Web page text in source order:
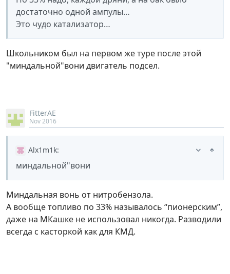
достаточно одной ампулы…
Это чудо катализатор…
Школьником был на первом же туре после этой
"миндальной"вони двигатель подсел.
FitterAE
Nov 2016
Alx1m1k:
миндальной"вони
Миндальная вонь от нитробензола.
А вообще топливо по 33% называлось “пионерским”,
даже на МКашке не использовал никогда. Разводили
всегда с касторкой как для КМД.